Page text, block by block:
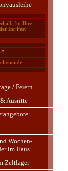
für Ihre
Ihr Fest
/ Feiern
Ausritte
Wochen-
im Haus
Zeltlager